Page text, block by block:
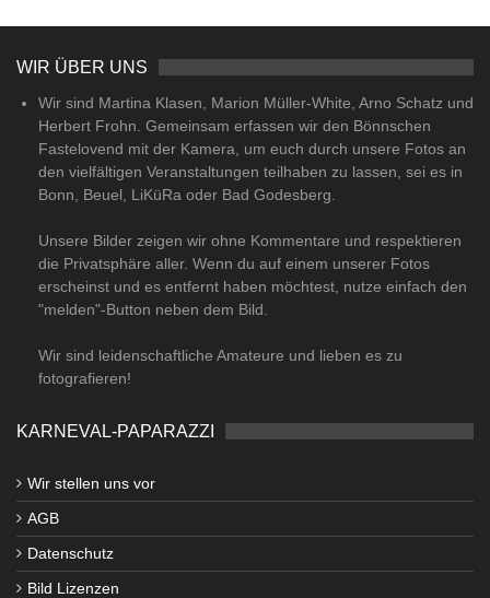
WIR ÜBER UNS
Wir sind Martina Klasen, Marion Müller-White, Arno Schatz und
Herbert Frohn. Gemeinsam erfassen wir den Bönnschen
Fastelovend mit der Kamera, um euch durch unsere Fotos an
den vielfältigen Veranstaltungen teilhaben zu lassen, sei es in
Bonn, Beuel, LiKüRa oder Bad Godesberg.
Unsere Bilder zeigen wir ohne Kommentare und respektieren
die Privatsphäre aller. Wenn du auf einem unserer Fotos
erscheinst und es entfernt haben möchtest, nutze einfach den
"melden"-Button neben dem Bild.
Wir sind leidenschaftliche Amateure und lieben es zu
fotografieren!
KARNEVAL-PAPARAZZI
Wir stellen uns vor
AGB
Datenschutz
Bild Lizenzen